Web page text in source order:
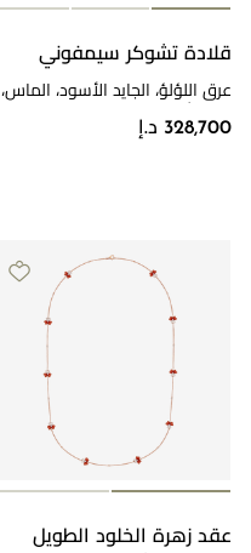
قلادة تشوكر سيمفوني
عرق اللؤلؤ، الجايد الأسود، الماس،
328,700 د.إ
عقد زهرة الخلود الطويل